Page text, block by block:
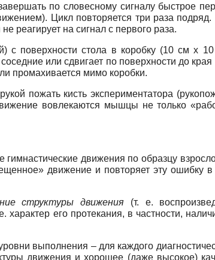
по словесному сигналу быстрое
Цикл повторяется три раза
реагирует на сигнал с первого раза.
с поверхности стола в коробку (10 см х
или сдвигает по поверхности до
промахивается мимо коробки.
пожать кисть экспериментатора
вовлекаются мышцы не только
движения по образцу
движение и повторяет эту ошибку
структуры движения (т. е.
характер его протекания, в частности,
выполнения – для каждого
движения и хорошее (даже высокое)